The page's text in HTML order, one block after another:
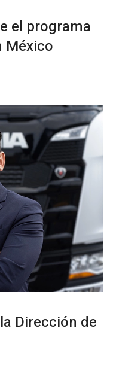
el programa
México
Dirección de